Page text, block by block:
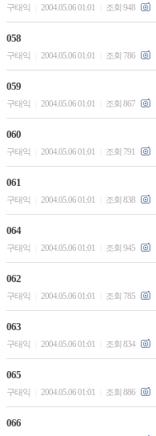
구태익 2004.05.06 01:01 조회 948
058
구태익 2004.05.06 01:01 조회 786
059
구태익 2004.05.06 01:01 조회 867
060
구태익 2004.05.06 01:01 조회 791
061
구태익 2004.05.06 01:01 조회 838
064
구태익 2004.05.06 01:01 조회 945
062
구태익 2004.05.06 01:01 조회 785
063
구태익 2004.05.06 01:01 조회 834
065
구태익 2004.05.06 01:01 조회 886
066